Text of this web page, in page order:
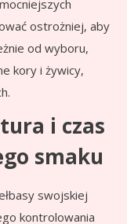
ostrożniej, aby
od wyboru,
kory i żywicy,
i czas
smaku
swojskiej
kontrolowania